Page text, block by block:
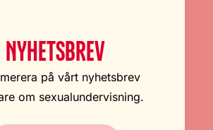
NYHETSBREV
på vårt nyhetsbrev
om sexualundervisning.